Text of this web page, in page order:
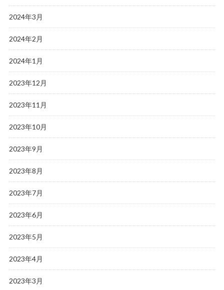
2024年3月
2024年2月
2024年1月
2023年12月
2023年11月
2023年10月
2023年9月
2023年8月
2023年7月
2023年6月
2023年5月
2023年4月
2023年3月